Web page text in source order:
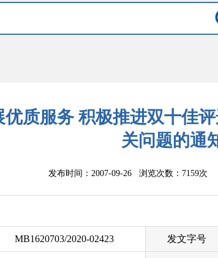
优质服务 积极推进双十佳
关问题的通
发布时间：2007-09-26 浏览次数： 7159次
MB1620703/2020-02423 发文字号